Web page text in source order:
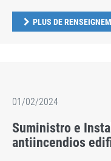
PLUS DE
01/02/2024
Suministro e
antiincendios